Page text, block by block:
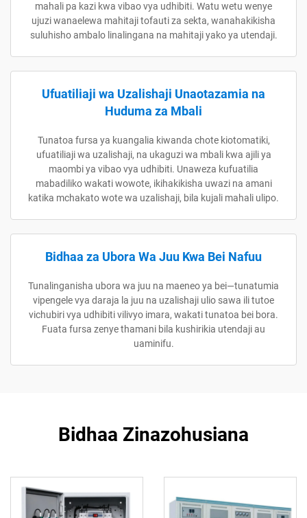
mahali pa kazi kwa vibao vya udhibiti. Watu wetu wenye
ujuzi wanaelewa mahitaji tofauti za sekta, wanahakikisha
suluhisho ambalo linalingana na mahitaji yako ya utendaji.
Ufuatiliaji wa Uzalishaji Unaotazamia na
Huduma za Mbali
Tunatoa fursa ya kuangalia kiwanda chote kiotomatiki,
ufuatiliaji wa uzalishaji, na ukaguzi wa mbali kwa ajili ya
maombi ya vibao vya udhibiti. Unaweza kufuatilia
mabadiliko wakati wowote, ikihakikisha uwazi na amani
katika mchakato wote wa uzalishaji, bila kujali mahali ulipo.
Bidhaa za Ubora Wa Juu Kwa Bei Nafuu
Tunalinganisha ubora wa juu na maeneo ya bei—tunatumia
vipengele vya daraja la juu na uzalishaji ulio sawa ili tutoe
vichubiri vya udhibiti vilivyo imara, wakati tunatoa bei bora.
Fuata fursa zenye thamani bila kushirikia utendaji au
uaminifu.
Bidhaa Zinazohusiana